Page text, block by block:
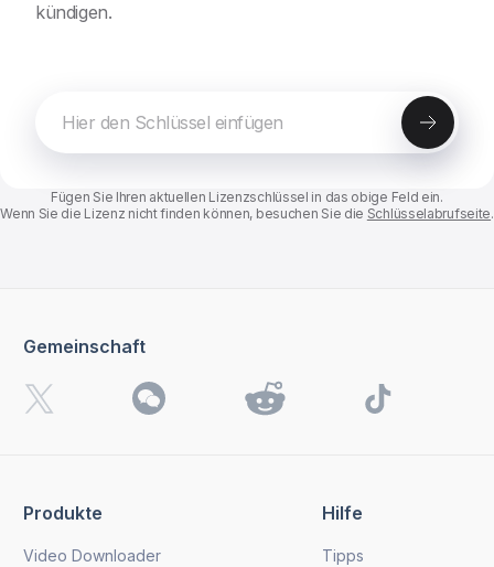
kündigen.
Fügen Sie Ihren aktuellen Lizenzschlüssel in das obige Feld ein.
Wenn Sie die Lizenz nicht finden können, besuchen Sie die Schlüsselabrufseite.
Produkte
Video Downloader
Hilfe
Tipps
Gemeinschaft